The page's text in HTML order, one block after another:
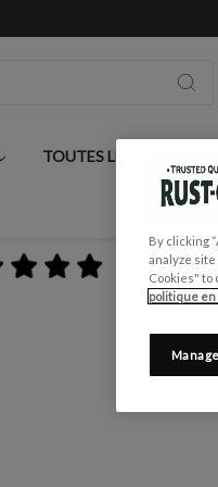
TOUTES LES PEINTURES
By clicking
analyze
Cookies" to
politique